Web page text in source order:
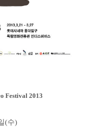
Festival 2013
(수)